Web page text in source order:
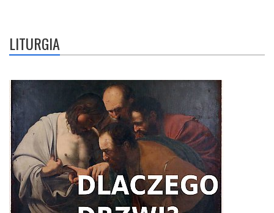
LITURGIA